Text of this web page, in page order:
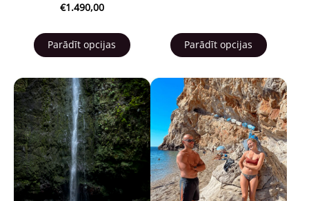
€1.490,00
Parādīt opcijas Parādīt opcijas